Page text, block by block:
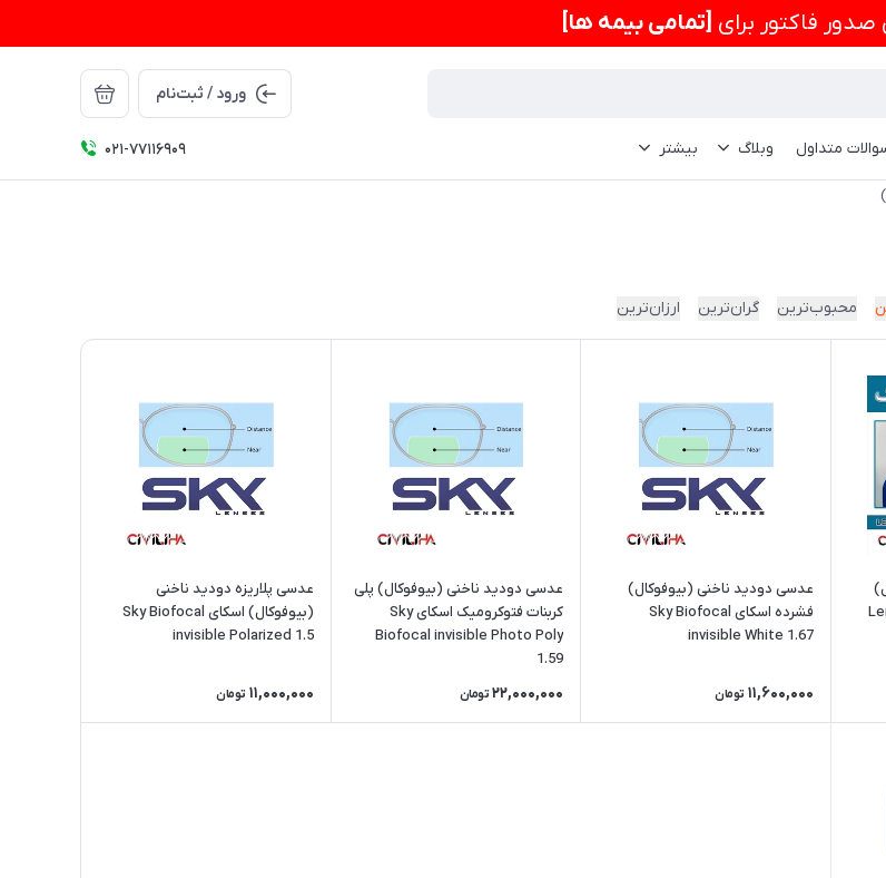
صدور فاکتور برای [تمامی بیمه ها]
ورود / ثبت‌نام
متداول وبلاگ بیشتر 021-77116909
محبوب‌ترین گران‌ترین ارزان‌ترین
عدسی دودید ناخنی (بیوفوکال)
فشرده اسکای Sky Biofocal
invisible White 1.67
11,600,000 تومان
عدسی دودید ناخنی (بیوفوکال) پلی
کربنات فتوکرومیک اسکای Sky
Biofocal invisible Photo Poly
1.59
22,000,000 تومان
عدسی پلاریزه دودید ناخنی
(بیوفوکال) اسکای Sky Biofocal
invisible Polarized 1.5
11,000,000 تومان